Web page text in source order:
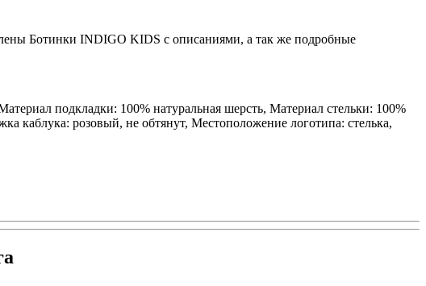
Ботинки INDIGO KIDS с описаниями, а так же подробные
подкладки: 100% натуральная шерсть, Материал стельки: 100%
каблука: розовый, не обтянут, Местоположение логотипа: стелька,